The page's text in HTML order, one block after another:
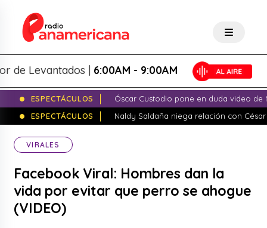
Levantados |6:00AM - 9:00AM
ESPECTÁCULOS
Óscar Custodio pone en duda video de
ESPECTÁCULOS
Naldy Saldaña niega relación con
VIRALES
Facebook Viral: Hombres dan la
vida por evitar que perro se ahogue
(VIDEO)